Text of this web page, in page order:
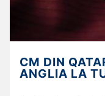
CM DIN
ANGLIA LA